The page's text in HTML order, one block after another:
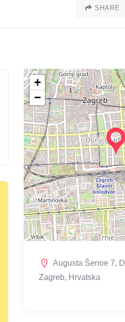
SHARE
+
−
Augusta Šenoe 7,
Zagreb, Hrvatska